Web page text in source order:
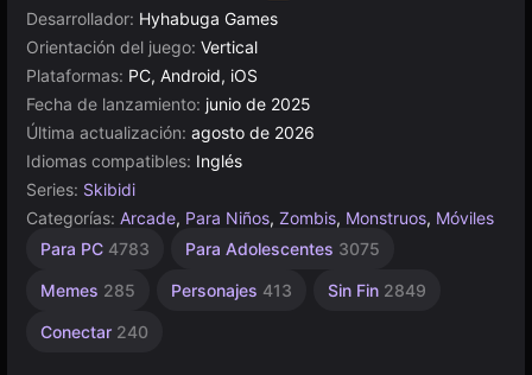
Desarrollador: Hyhabuga Games
Orientación del juego: Vertical
Plataformas: PC, Android, iOS
Fecha de lanzamiento: junio de 2025
Última actualización: agosto de 2026
Idiomas compatibles: Inglés
Series: Skibidi
Categorías: Arcade, Para Niños, Zombis, Monstruos, Móviles
Para PC 4783 Para Adolescentes 3075
Memes 285 Personajes 413 Sin Fin 2849
Conectar 240
Escritorio
Miedo
Alta
3571
Browser
Construct